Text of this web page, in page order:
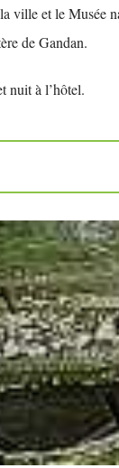
ville et le Musée
de Gandan.
nuit à l’hôtel.